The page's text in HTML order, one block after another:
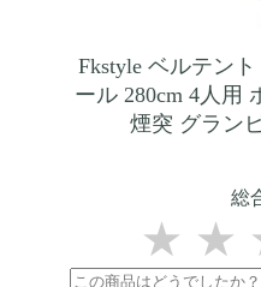
Fkstyle ベルテン
ール 280cm 4人用
煙突 グラン
総
★
★